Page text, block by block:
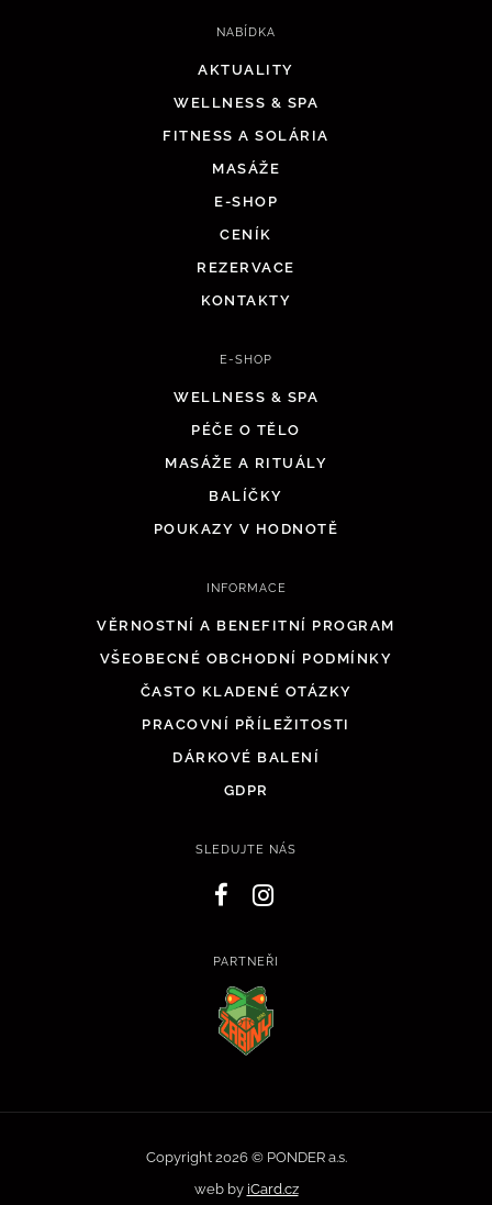
NABÍDKA
AKTUALITY
WELLNESS & SPA
FITNESS A SOLÁRIA
MASÁŽE
E-SHOP
CENÍK
REZERVACE
KONTAKTY
E-SHOP
WELLNESS & SPA
PÉČE O TĚLO
MASÁŽE A RITUÁLY
BALÍČKY
POUKAZY V HODNOTĚ
INFORMACE
VĚRNOSTNÍ A BENEFITNÍ PROGRAM
VŠEOBECNÉ OBCHODNÍ PODMÍNKY
ČASTO KLADENÉ OTÁZKY
PRACOVNÍ PŘÍLEŽITOSTI
DÁRKOVÉ BALENÍ
GDPR
SLEDUJTE NÁS
PARTNEŘI
Copyright 2026 © PONDER a.s.
web by iCard.cz